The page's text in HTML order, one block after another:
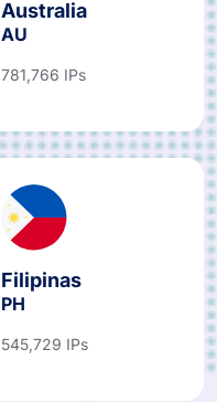
Australia
AU
781,766 IPs
Filipinas
PH
545,729 IPs